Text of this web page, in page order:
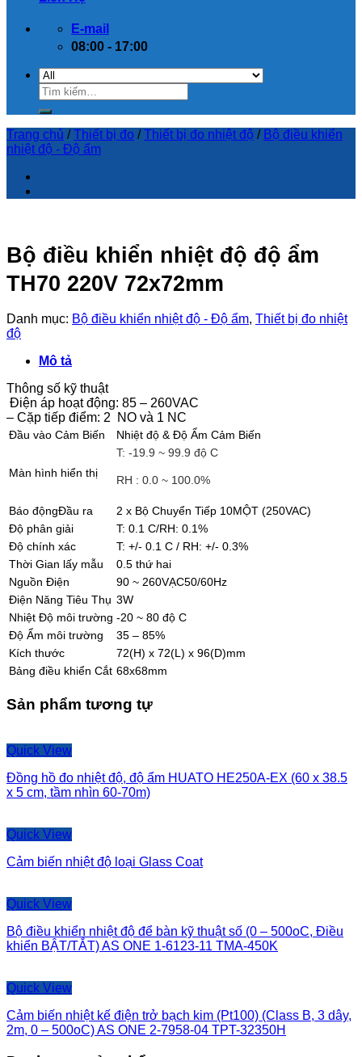
E-mail
08:00 - 17:00
Trang chủ / Thiết bị đo / Thiết bị đo nhiệt độ / Bộ điều khiển
nhiệt độ - Độ ẩm
Bộ điều khiển nhiệt độ độ ẩm
TH70 220V 72x72mm
Danh mục: Bộ điều khiển nhiệt độ - Độ ẩm, Thiết bị đo nhiệt
độ
Mô tả
Thông số kỹ thuật
Điện áp hoạt động: 85 – 260VAC
– Cặp tiếp điểm: 2 NO và 1 NC
Đầu vào Cảm Biến Nhiệt độ & Độ Ẩm Cảm Biến
Màn hình hiển thị
T: -19.9 ~ 99.9 độ C
RH : 0.0 ~ 100.0%
Báo độngĐầu ra
2 x Bộ Chuyển Tiếp 10MỘT (250VAC)
Độ phân giải
T: 0.1 C/RH: 0.1%
Độ chính xác
T: +/- 0.1 C / RH: +/- 0.3%
Thời Gian lấy mẫu
0.5 thứ hai
Nguồn Điện
90 ~ 260VẠC50/60Hz
Điện Năng Tiêu Thụ 3W
Nhiệt Độ môi trường -20 ~ 80 độ C
Độ Ẩm môi trường
35 – 85%
Kích thước
72(H) x 72(L) x 96(D)mm
Bảng điều khiển Cắt 68x68mm
Sản phẩm tương tự
Quick View
Đồng hồ đo nhiệt độ, độ ẩm HUATO HE250A-EX (60 x 38.5
x 5 cm, tầm nhìn 60-70m)
Quick View
Cảm biến nhiệt độ loại Glass Coat
Quick View
Bộ điều khiển nhiệt độ để bàn kỹ thuật số (0 – 500oC, Điều
khiển BẬT/TẮT) AS ONE 1-6123-11 TMA-450K
Quick View
Cảm biến nhiệt kế điện trở bạch kim (Pt100) (Class B, 3 dây,
2m, 0 – 500oC) AS ONE 2-7958-04 TPT-32350H